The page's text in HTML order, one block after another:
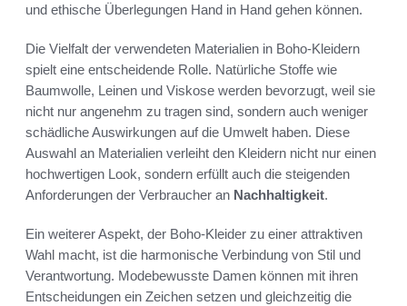
und ethische Überlegungen Hand in Hand gehen können.
Die Vielfalt der verwendeten Materialien in Boho-Kleidern
spielt eine entscheidende Rolle. Natürliche Stoffe wie
Baumwolle, Leinen und Viskose werden bevorzugt, weil sie
nicht nur angenehm zu tragen sind, sondern auch weniger
schädliche Auswirkungen auf die Umwelt haben. Diese
Auswahl an Materialien verleiht den Kleidern nicht nur einen
hochwertigen Look, sondern erfüllt auch die steigenden
Anforderungen der Verbraucher an Nachhaltigkeit.
Ein weiterer Aspekt, der Boho-Kleider zu einer attraktiven
Wahl macht, ist die harmonische Verbindung von Stil und
Verantwortung. Modebewusste Damen können mit ihren
Entscheidungen ein Zeichen setzen und gleichzeitig die